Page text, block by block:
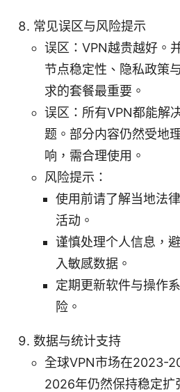
常见误区与风险提示
误区：VPN越贵越好。
节点稳定性、隐私政策
求的套餐最重要。
误区：所有VPN都能解
题。部分内容仍然受地
响，需合理使用。
风险提示：
使用前请了解当地法
活动。
谨慎处理个人信息，
入敏感数据。
定期更新软件与操作
险。
数据与统计支持
全球VPN市场在2023-
2026年仍然保持稳定扩